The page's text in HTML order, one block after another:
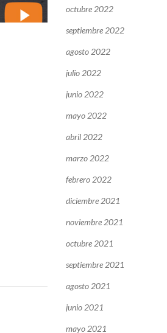
octubre 2022
septiembre 2022
agosto 2022
julio 2022
junio 2022
mayo 2022
abril 2022
marzo 2022
febrero 2022
diciembre 2021
noviembre 2021
octubre 2021
septiembre 2021
agosto 2021
junio 2021
mayo 2021